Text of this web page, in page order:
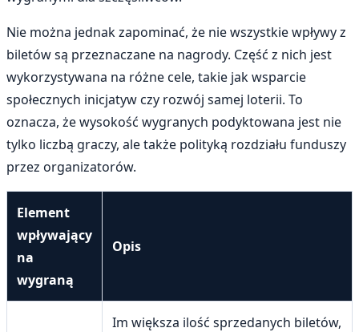
Nie można jednak zapominać, że nie wszystkie wpływy z
biletów są przeznaczane na nagrody. Część z nich jest
wykorzystywana na różne cele, takie jak wsparcie
społecznych inicjatyw czy rozwój samej loterii. To
oznacza, że wysokość wygranych podyktowana jest nie
tylko liczbą graczy, ale także polityką rozdziału funduszy
przez organizatorów.
Element
wpływający
na
wygraną
Opis
Im większa ilość sprzedanych biletów,